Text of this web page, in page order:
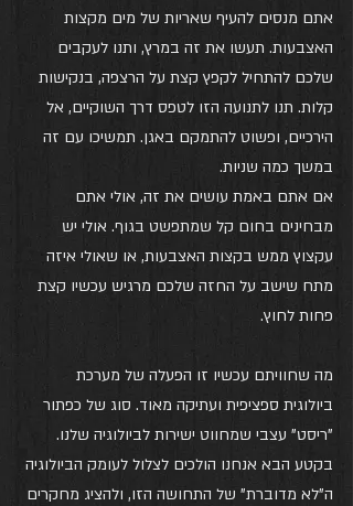
אתם מנסים להעיף שאריות של מים מקצות
האצבעות. תעשו את זה במרץ, ותנו לעקבים
שלכם להתחיל לקפץ קצת על הרצפה, בנקישות
קלות. תנו לתנועה הזו לטפס דרך השוקיים, אל
הירכיים, ופשוט להתמקם באגן. תמשיכו עם זה
במשך כמה שניות.
אם אתם באמת עושים את זה, אולי אתם
מבחינים בחום קל שמתפשט בגוף. אולי יש
עקצוץ ממש בקצות האצבעות, או שאולי איזה
מתח שישב על החזה שלכם מרגיש עכשיו קצת
פחות לחוץ.
מה שחוויתם עכשיו זו הפעלה של מערכת
ביולוגית ספציפית ועתיקה מאוד. סוג של כפתור
"ריסט" עצבי שמחווט ישירות לביולוגיה שלנו.
בקטע הבא אנחנו הולכים לצלול לעומק הביולוגיה
ה"לא מדוברת" של התחושה הזו, ולהציג מחקרים